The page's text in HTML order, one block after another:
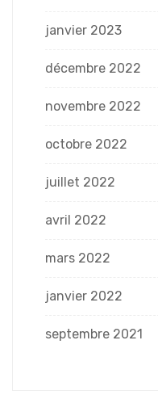
janvier 2023
décembre 2022
novembre 2022
octobre 2022
juillet 2022
avril 2022
mars 2022
janvier 2022
septembre 2021